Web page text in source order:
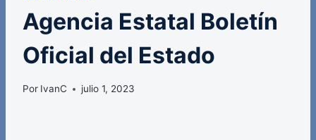
Agencia Estatal Boletín
Oficial del Estado
Por IvanC julio 1, 2023